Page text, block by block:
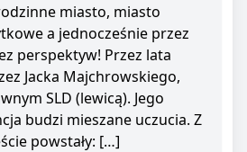
miasto, miasto
a jednocześnie przez
perspektyw! Przez lata
Jacka Majchrowskiego,
SLD (lewicą). Jego
budzi mieszane uczucia. Z
powstały: […]